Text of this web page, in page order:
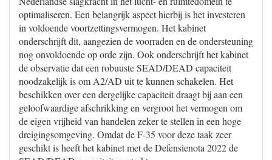
optimaliseren. Een belangrijk aspect hierbij is het investeren
in voldoende voortzettingsvermogen. Het kabinet
onderschrijft dit, aangezien de voorraden en de ondersteuning
nog onvoldoende op orde zijn. Ook onderschrijft het kabinet
de observatie dat een robuuste SEAD/DEAD capaciteit
noodzakelijk is om A2/AD uit te kunnen schakelen. Het
beschikken over een dergelijke capaciteit draagt bij aan een
geloofwaardige afschrikking en vergroot het vermogen om
de eigen vrijheid van handelen zeker te stellen in een hoge
dreigingsomgeving. Omdat de F-35 voor deze taak zeer
geschikt is heeft het kabinet met de Defensienota 2022 de